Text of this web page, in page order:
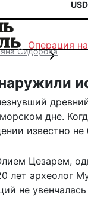
USD
Операция
Сидорова
дне.
известно не
Цезарем,
лет археолог
не